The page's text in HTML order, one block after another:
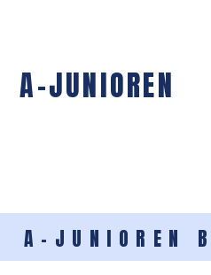
A-JUNIOREN
A-JUNIOREN